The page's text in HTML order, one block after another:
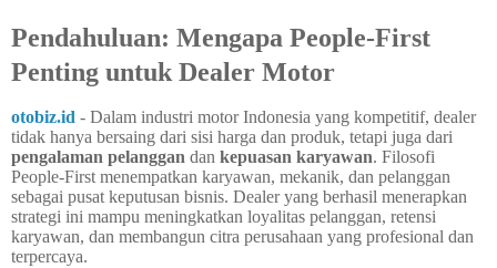
Pendahuluan: Mengapa People-First
Penting untuk Dealer Motor
otobiz.id - Dalam industri motor Indonesia yang kompetitif, dealer
tidak hanya bersaing dari sisi harga dan produk, tetapi juga dari
pengalaman pelanggan dan kepuasan karyawan. Filosofi
People-First menempatkan karyawan, mekanik, dan pelanggan
sebagai pusat keputusan bisnis. Dealer yang berhasil menerapkan
strategi ini mampu meningkatkan loyalitas pelanggan, retensi
karyawan, dan membangun citra perusahaan yang profesional dan
terpercaya.